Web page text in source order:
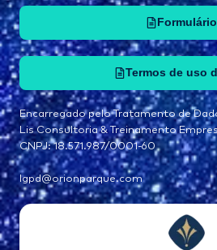
Formulário
Termos de uso
Encarregado pelo Tratamento de
Lis Consultoria & Treinamento
CNPJ: 18.571.987/0001-60
lgpd@orionparque.com